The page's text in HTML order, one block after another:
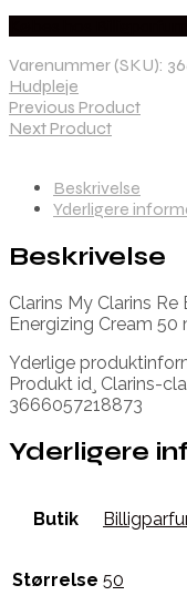
Varenummer (SKU):
Hudpleje
Previous Product
Next Product
Beskrivelse
Yderligere
Beskrivelse
Clarins My Clarins
Energizing Cream 50
Yderlige
Produkt id¸ Clarins-
3666057218873
Yderligere
Butik
Størrelse 50